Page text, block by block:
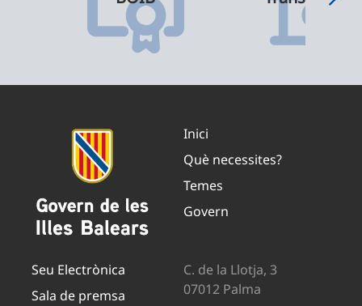
Inici
Què necessites?
Temes
Govern
Seu Electrònica
Sala de premsa
C. de la Llotja, 3
07012 Palma